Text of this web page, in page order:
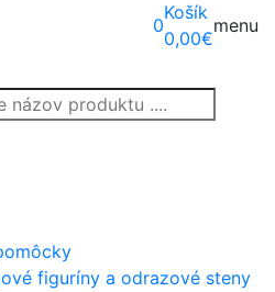
0
Košík
0,00€
menu
figuríny a odrazové steny